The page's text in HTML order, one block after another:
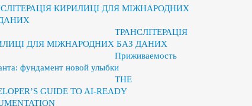
КИРИЛИЦІ ДЛЯ МІЖНАРОДНИХ
ТРАНСЛІТЕРАЦІЯ
ДЛЯ МІЖНАРОДНИХ БАЗ ДАНИХ
Приживаемость
фундамент новой улыбки
THE
GUIDE TO AI-READY